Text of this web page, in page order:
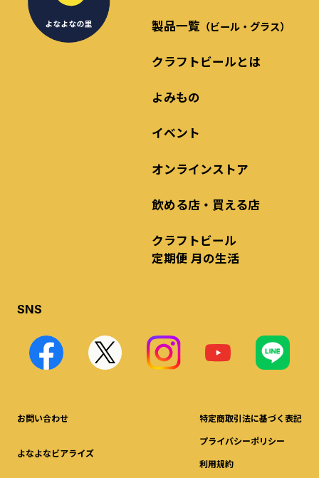
製品一覧 （ビール・グラス）
クラフトビールとは
よみもの
イベント
オンラインストア
飲める店・買える店
クラフトビール
定期便 月の生活
SNS
お問い合わせ
よなよなビアライズ
特定商取引法に基づく表記
プライバシーポリシー
利用規約